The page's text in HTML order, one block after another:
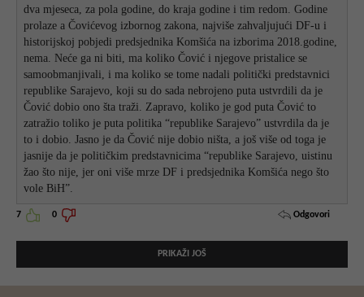
dva mjeseca, za pola godine, do kraja godine i tim redom. Godine
prolaze a Čovićevog izbornog zakona, najviše zahvaljujući DF-u i
historijskoj pobjedi predsjednika Komšića na izborima 2018.godine,
nema. Neće ga ni biti, ma koliko Čović i njegove pristalice se
samoobmanjivali, i ma koliko se tome nadali politički predstavnici
republike Sarajevo, koji su do sada nebrojeno puta ustvrdili da je
Čović dobio ono šta traži. Zapravo, koliko je god puta Čović to
zatražio toliko je puta politika “republike Sarajevo” ustvrdila da je
to i dobio. Jasno je da Čović nije dobio ništa, a još više od toga je
jasnije da je političkim predstavnicima “republike Sarajevo, uistinu
žao što nije, jer oni više mrze DF i predsjednika Komšića nego što
vole BiH”.
7 0 Odgovori
PRIKAŽI JOŠ